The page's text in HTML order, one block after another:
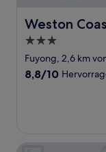
Weston
Weston
3.0-
Sterne-
Unterkunft
Fuyong, 2,6 km
8.8
8,8/10